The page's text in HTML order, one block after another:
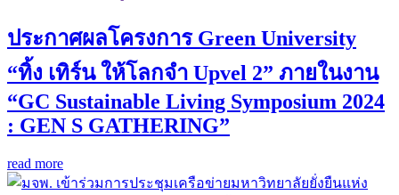
ประกาศผลโครงการ Green University
“ทิ้ง เทิร์น ให้โลกจำ Upvel 2” ภายในงาน
“GC Sustainable Living Symposium 2024
: GEN S GATHERING”
read more